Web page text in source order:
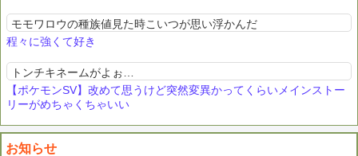
モモワロウの種族値見た時こいつが思い浮かんだ
程々に強くて好き
トンチキネームがよぉ…
【ポケモンSV】改めて思うけど突然変異かってくらいメインストー
リーがめちゃくちゃいい
お知らせ